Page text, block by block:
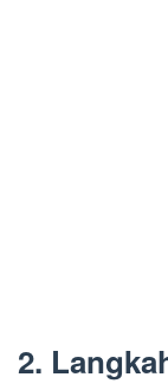
2.